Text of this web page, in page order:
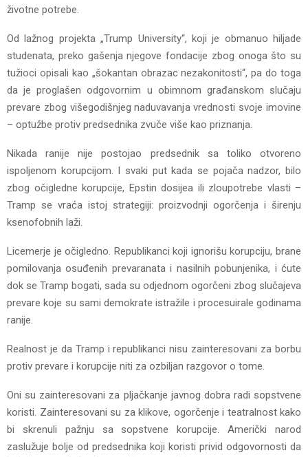
životne potrebe.
Od lažnog projekta „Trump University“, koji je obmanuo hiljade
studenata, preko gašenja njegove fondacije zbog onoga što su
tužioci opisali kao „šokantan obrazac nezakonitosti“, pa do toga
da je proglašen odgovornim u obimnom građanskom slučaju
prevare zbog višegodišnjeg naduvavanja vrednosti svoje imovine
– optužbe protiv predsednika zvuče više kao priznanja.
Nikada ranije nije postojao predsednik sa toliko otvoreno
ispoljenom korupcijom. I svaki put kada se pojača nadzor, bilo
zbog očigledne korupcije, Epstin dosijea ili zloupotrebe vlasti –
Tramp se vraća istoj strategiji: proizvodnji ogorčenja i širenju
ksenofobnih laži.
Licemerje je očigledno. Republikanci koji ignorišu korupciju, brane
pomilovanja osuđenih prevaranata i nasilnih pobunjenika, i ćute
dok se Tramp bogati, sada su odjednom ogorčeni zbog slučajeva
prevare koje su sami demokrate istražile i procesuirale godinama
ranije.
Realnost je da Tramp i republikanci nisu zainteresovani za borbu
protiv prevare i korupcije niti za ozbiljan razgovor o tome.
Oni su zainteresovani za pljačkanje javnog dobra radi sopstvene
koristi. Zainteresovani su za klikove, ogorčenje i teatralnost kako
bi skrenuli pažnju sa sopstvene korupcije. Američki narod
zaslužuje bolje od predsednika koji koristi privid odgovornosti da